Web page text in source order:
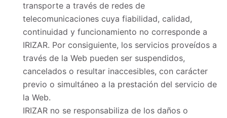
transporte a través de redes de
telecomunicaciones cuya fiabilidad, calidad,
continuidad y funcionamiento no corresponde a
IRIZAR. Por consiguiente, los servicios proveídos a
través de la Web pueden ser suspendidos,
cancelados o resultar inaccesibles, con carácter
previo o simultáneo a la prestación del servicio de
la Web.
IRIZAR no se responsabiliza de los daños o